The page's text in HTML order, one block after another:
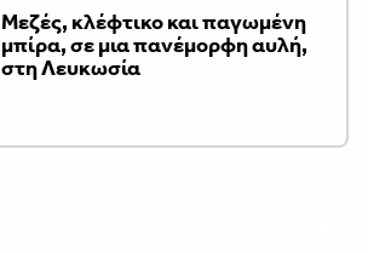
Μεζές, κλέφτικο και παγωμένη
μπίρα, σε μια πανέμορφη αυλή,
στη Λευκωσία